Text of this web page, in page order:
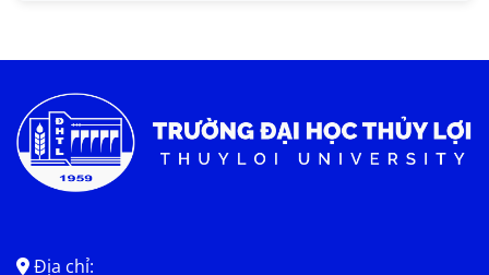
Thông tin luận án
Kế hoạch bảo vệ
Nội dung luận án
Địa chỉ: